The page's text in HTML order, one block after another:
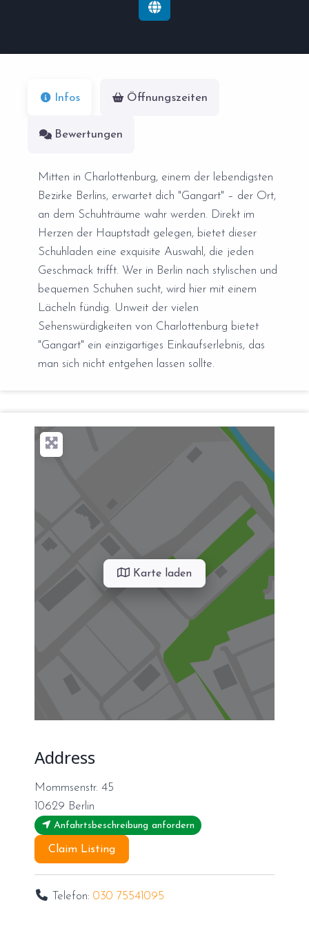
Infos Öffnungszeiten
Bewertungen
Mitten in Charlottenburg, einem der lebendigsten
Bezirke Berlins, erwartet dich "Gangart" – der Ort,
an dem Schuhträume wahr werden. Direkt im
Herzen der Hauptstadt gelegen, bietet dieser
Schuhladen eine exquisite Auswahl, die jeden
Geschmack trifft. Wer in Berlin nach stylischen und
bequemen Schuhen sucht, wird hier mit einem
Lächeln fündig. Unweit der vielen
Sehenswürdigkeiten von Charlottenburg bietet
"Gangart" ein einzigartiges Einkaufserlebnis, das
man sich nicht entgehen lassen sollte.
Karte laden
Address
Mommsenstr. 45
10629 Berlin
Anfahrtsbeschreibung anfordern
Claim Listing
Telefon:030 75541095